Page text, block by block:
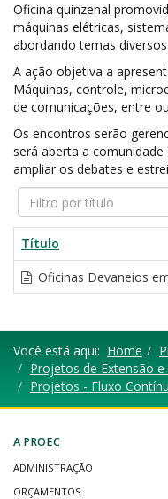
Oficina quinzenal
máquinas elétricas,
abordando temas
A ação objetiva a
Máquinas, controle,
de comunicações, entre
Os encontros serão
será aberta a
ampliar os debates e
Filtro
por
título
Título
Oficinas Devaneios
Você está aqui: Home
Projetos de Extensão e
Projetos - Fluxo
A PROEC
ADMINISTRAÇÃO
ORÇAMENTOS